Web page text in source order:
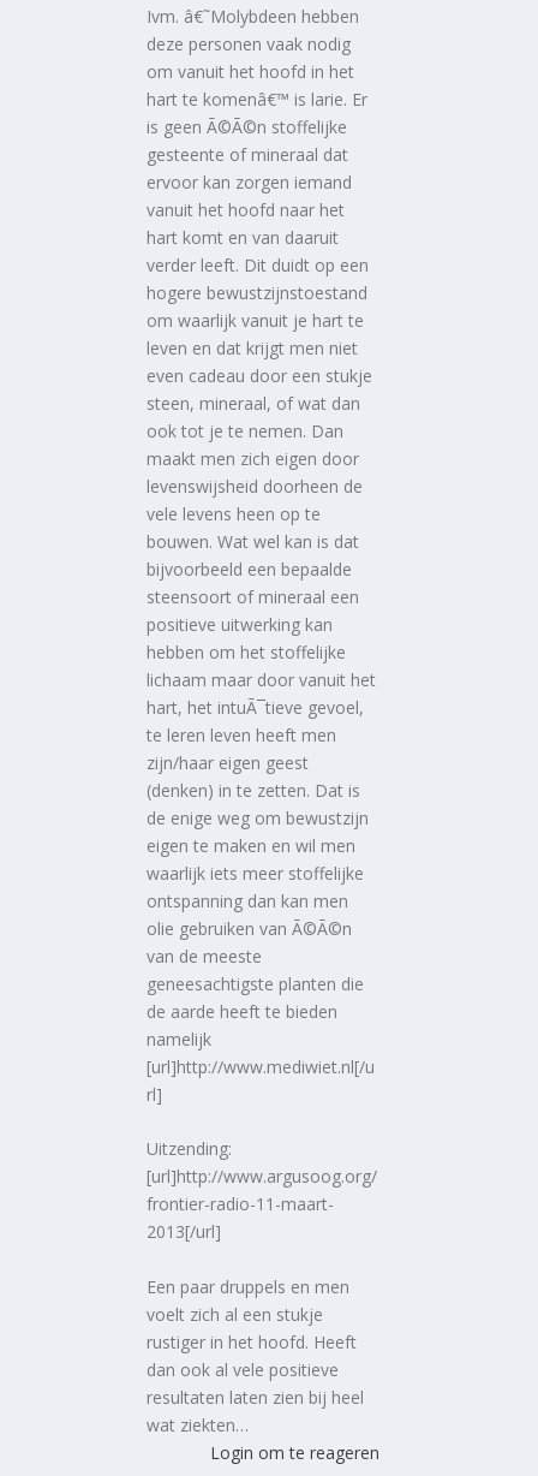
Ivm. â€˜Molybdeen hebben
deze personen vaak nodig
om vanuit het hoofd in het
hart te komenâ€™ is larie. Er
is geen Ã©Ã©n stoffelijke
gesteente of mineraal dat
ervoor kan zorgen iemand
vanuit het hoofd naar het
hart komt en van daaruit
verder leeft. Dit duidt op een
hogere bewustzijnstoestand
om waarlijk vanuit je hart te
leven en dat krijgt men niet
even cadeau door een stukje
steen, mineraal, of wat dan
ook tot je te nemen. Dan
maakt men zich eigen door
levenswijsheid doorheen de
vele levens heen op te
bouwen. Wat wel kan is dat
bijvoorbeeld een bepaalde
steensoort of mineraal een
positieve uitwerking kan
hebben om het stoffelijke
lichaam maar door vanuit het
hart, het intuÃ¯tieve gevoel,
te leren leven heeft men
zijn/haar eigen geest
(denken) in te zetten. Dat is
de enige weg om bewustzijn
eigen te maken en wil men
waarlijk iets meer stoffelijke
ontspanning dan kan men
olie gebruiken van Ã©Ã©n
van de meeste
geneesachtigste planten die
de aarde heeft te bieden
namelijk
[url]http://www.mediwiet.nl[/u
rl]
Uitzending:
[url]http://www.argusoog.org/
frontier-radio-11-maart-
2013[/url]
Een paar druppels en men
voelt zich al een stukje
rustiger in het hoofd. Heeft
dan ook al vele positieve
resultaten laten zien bij heel
wat ziekten…
Login om te reageren